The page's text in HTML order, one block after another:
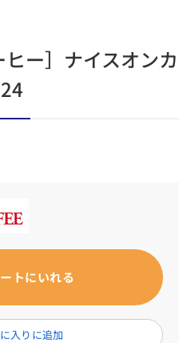
ヒー］ナイスオンカ